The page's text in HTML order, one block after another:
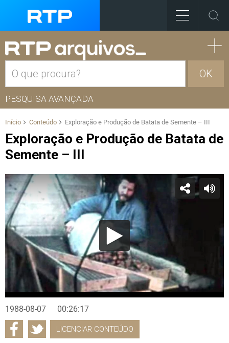
OK
PESQUISA AVANÇADA
Início Conteúdo Exploração e Produção de Batata de Semente – III
Exploração e Produção de Batata de
Semente – III
1988-08-07 00:26:17
LICENCIAR CONTEÚDO